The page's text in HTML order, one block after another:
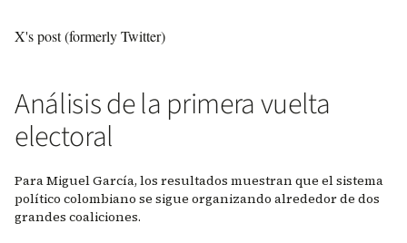
X's post (formerly Twitter)
Análisis de la primera vuelta
electoral
Para Miguel García, los resultados muestran que el sistema
político colombiano se sigue organizando alrededor de dos
grandes coaliciones.